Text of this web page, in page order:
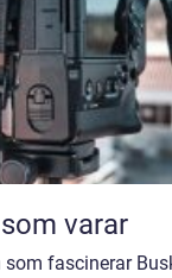
varar
fascinerar